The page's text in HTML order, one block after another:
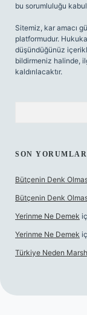
bu sorumluluğu kabul
Sitemiz, kar amacı
platformudur.
düşündüğünüz
bildirmeniz halinde,
kaldırılacaktır.
SON YORUMLAR
Bütçenin Denk
Bütçenin Denk
Yerinme Ne Demek
Yerinme Ne Demek
Türkiye Neden